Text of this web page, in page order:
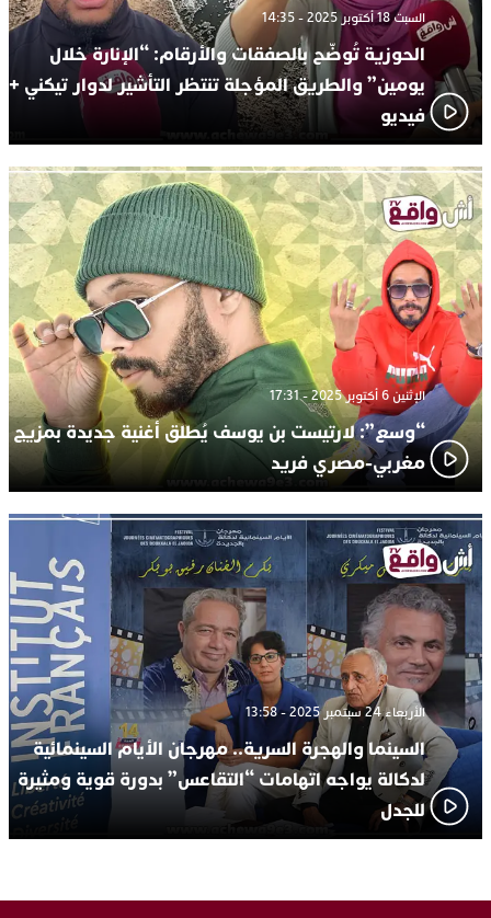
السبت 18 أكتوبر 2025 - 14:35
الحوزية تُوضّح بالصفقات والأرقام: “الإنارة خلال
يومين” والطريق المؤجلة تنتظر التأشير لدوار تيكني +
فيديو
الإثنين 6 أكتوبر 2025 - 17:31
“وسع”: لارتيست بن يوسف يُطلق أغنية جديدة بمزيج
مغربي-مصري فريد
الأربعاء 24 سبتمبر 2025 - 13:58
السينما والهجرة السرية.. مهرجان الأيام السينمائية
لدكالة يواجه اتهامات “التقاعس” بدورة قوية ومثيرة
للجدل